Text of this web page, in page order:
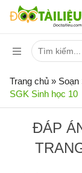
Trang chủ » Soạn
SGK Sinh học 10
ĐÁP